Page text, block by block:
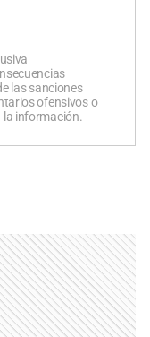
las sanciones
ofensivos o
la información.